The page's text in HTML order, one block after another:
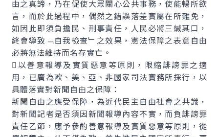
由之真諦，乃在促使大眾關心公共事務，使能暢所欲
言，而於此過程中，偶然之錯誤落差實屬在所難免，
如因此即須負擔民、刑事責任，人民必將三緘其口，
終會導致﹁自我檢查﹂之效果，憲法保障之表意自由
必將無法維持而名存實亡。
以善意報導及實質惡意等原則，限縮誹謗罪之適
用，已廣為歐、美、亞、非國家司法實務所採行，以
具體落實對新聞自由之保障：
新聞自由之應受保障，為近代民主自由社會之共識，
對新聞記者是否須因新聞報導內容不實，而負誹謗罪
責任乙節，應予參酌善意報導及實質惡意等原則，從